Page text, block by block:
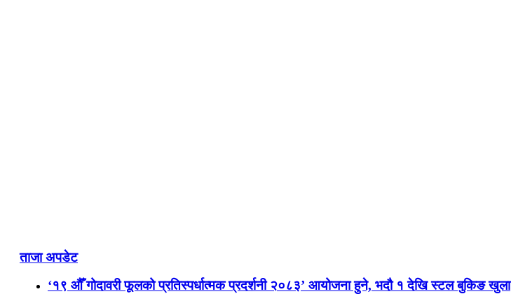
ताजा अपडेट
‘१९ औँ गोदावरी फूलको प्रतिस्पर्धात्मक प्रदर्शनी २०८३’ आयोजना हुने, भदौ १ देखि स्टल बुकिङ खुला